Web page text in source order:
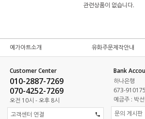
관련상품이 없습니다.
예가아트소개 유화주문제작안내
Customer Center
010-2887-7269
070-4252-7269
오전 10시 - 오후 8시
고객센터 연결
Bank
하나은행
673-
예금주 : 박
문의 게시판